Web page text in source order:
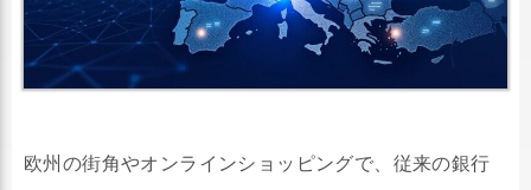
欧州の街角やオンラインショッピングで、従来の銀行